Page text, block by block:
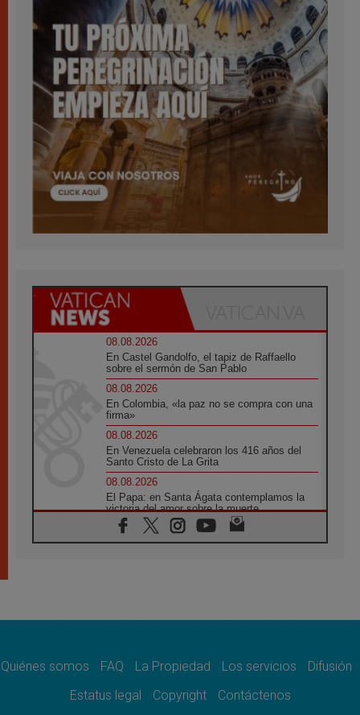
08.08.2026
En Castel Gandolfo, el tapiz de Raffaello
sobre el sermón de San Pablo
08.08.2026
En Colombia, «la paz no se compra con una
firma»
08.08.2026
En Venezuela celebraron los 416 años del
Santo Cristo de La Grita
08.08.2026
El Papa: en Santa Ágata contemplamos la
victoria del amor sobre la muerte
08.08.2026
León XIV visitará el Santuario de la Madre
07.08.2026
07.08.2026
el compromiso del cristiano"
Quiénes somos FAQ La Propiedad Los servicios
Difusión
Estatus legal
Copyright Contáctenos